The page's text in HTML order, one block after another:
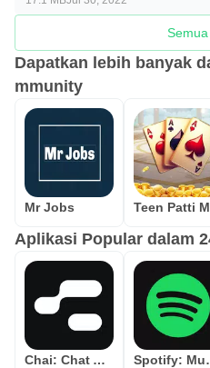
Dapatkan lebih banyak
mmunity
Mr Jobs
Aplikasi Popular dalam
Chai: Chat AI Platform